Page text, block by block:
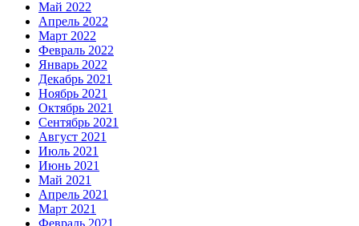
Май 2022
Апрель 2022
Март 2022
Февраль 2022
Январь 2022
Декабрь 2021
Ноябрь 2021
Октябрь 2021
Сентябрь 2021
Август 2021
Июль 2021
Июнь 2021
Май 2021
Апрель 2021
Март 2021
Февраль 2021